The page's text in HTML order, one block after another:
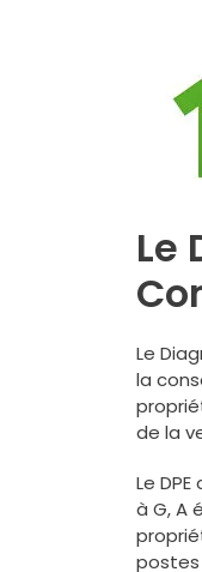
Le
Le
la
de la
Le
à G, A